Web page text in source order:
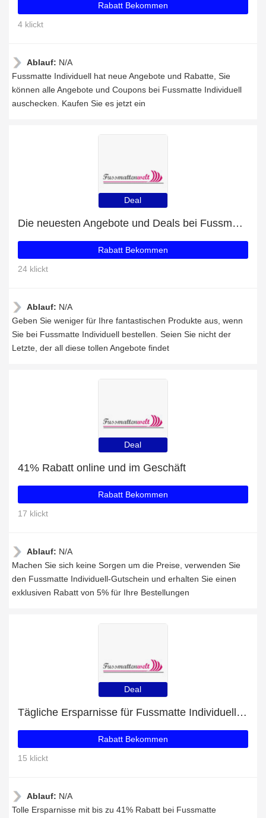
Rabatt Bekommen
4 klickt
Ablauf: N/A
Fussmatte Individuell hat neue Angebote und Rabatte, Sie
können alle Angebote und Coupons bei Fussmatte Individuell
auschecken. Kaufen Sie es jetzt ein
Deal
Die neuesten Angebote und Deals bei Fussmatte Individuell
Rabatt Bekommen
24 klickt
Ablauf: N/A
Geben Sie weniger für Ihre fantastischen Produkte aus, wenn
Sie bei Fussmatte Individuell bestellen. Seien Sie nicht der
Letzte, der all diese tollen Angebote findet
Deal
41% Rabatt online und im Geschäft
Rabatt Bekommen
17 klickt
Ablauf: N/A
Machen Sie sich keine Sorgen um die Preise, verwenden Sie
den Fussmatte Individuell-Gutschein und erhalten Sie einen
exklusiven Rabatt von 5% für Ihre Bestellungen
Deal
Tägliche Ersparnisse für Fussmatte Individuell: bis zu 41% Rabatt + kostenlose Geschenke und mehr
Rabatt Bekommen
15 klickt
Ablauf: N/A
Tolle Ersparnisse mit bis zu 41% Rabatt bei Fussmatte